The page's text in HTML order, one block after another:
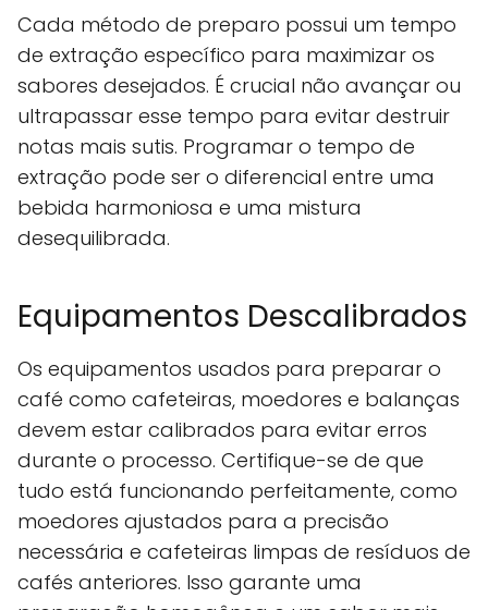
Cada método de preparo possui um tempo
de extração específico para maximizar os
sabores desejados. É crucial não avançar ou
ultrapassar esse tempo para evitar destruir
notas mais sutis. Programar o tempo de
extração pode ser o diferencial entre uma
bebida harmoniosa e uma mistura
desequilibrada.
Equipamentos Descalibrados
Os equipamentos usados para preparar o
café como cafeteiras, moedores e balanças
devem estar calibrados para evitar erros
durante o processo. Certifique-se de que
tudo está funcionando perfeitamente, como
moedores ajustados para a precisão
necessária e cafeteiras limpas de resíduos de
cafés anteriores. Isso garante uma